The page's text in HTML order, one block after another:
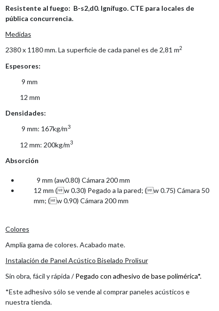
Resistente al fuego: B-s2,d0. Ignífugo. CTE para locales de
pública concurrencia.
Medidas
2380 x 1180 mm. La superficie de cada panel es de 2,81 m2
Espesores:
9 mm
12 mm
Densidades:
9 mm: 167kg/m3
12 mm: 200kg/m3
Absorción
9 mm (aw0.80) Cámara 200 mm
12 mm (w 0.30) Pegado a la pared; (w 0.75) Cámara 50
mm; (w 0.90) Cámara 200 mm
Colores
Amplia gama de colores. Acabado mate.
Instalación de Panel Acústico Biselado Prolisur
Sin obra, fácil y rápida / Pegado con adhesivo de base polimérica*.
*Este adhesivo sólo se vende al comprar paneles acústicos e
nuestra tienda.